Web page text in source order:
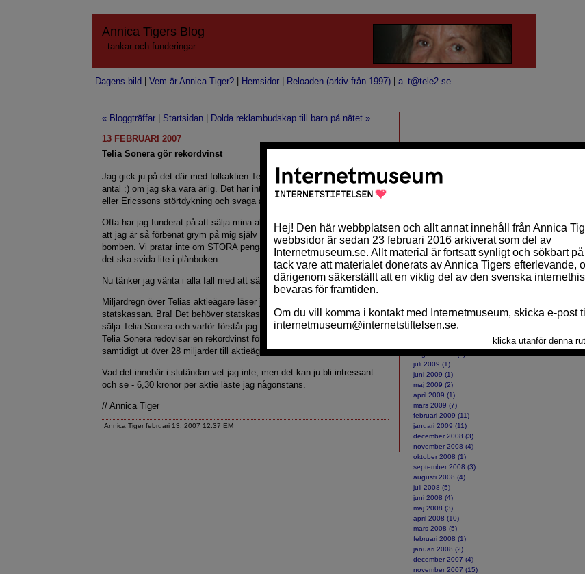
Annica Tigers Blog
- tankar och funderingar
Dagens bild |Vem är Annica Tiger? Hemsidor Reloaden (arkiv från 1997) |a_t@tele2.se
« Bloggträffar Startsidan
Dolda reklambudskap till barn på nätet »
13 FEBRUARI 2007
Telia Sonera gör rekordvinst
Jag gick ju på det där med folkaktien Telia och köpte några, eller ett
antal :) om jag ska vara ärlig. Det har inte varit kul att se varken Telias
eller Ericssons störtdykning och svaga återhämtning.
Ofta har jag funderat på att sälja mina aktier, med stor förlust bara för
att jag är så förbenat grym på mig själv att jag felinvesterat så in i
bomben. Vi pratar inte om STORA pengar, men tillräckligt mycket för att
det ska svida lite i plånboken.
Nu tänker jag vänta i alla fall med att sälja Telias aktier .
Miljardregn över Telias aktieägare läser jag, varav 12,8 miljarder går till
statskassan. Bra! Det behöver statskassan. Men nu vill ju Alliansen
sälja Telia Sonera och varför förstår jag faktiskt inte. Telekoncernen
Telia Sonera redovisar en rekordvinst för förra året. Bolaget delar
samtidigt ut över 28 miljarder till aktieägarna.
Vad det innebär i slutändan vet jag inte, men det kan ju bli intressant
och se - 6,30 kronor per aktie läste jag någonstans.
// Annica Tiger
Annica Tiger februari 13, 2007 12:37 EM
september 2010 (10)
augusti 2010 (2)
juli 2010 (1)
maj 2010 (1)
april 2010 (5)
mars 2010 (11)
december 2009 (8)
november 2009 (5)
juli 2009 (1)
juni 2009 (1)
maj 2009 (2)
april 2009 (1)
mars 2009 (7)
februari 2009 (11)
januari 2009 (11)
december 2008 (3)
november 2008 (4)
oktober 2008 (1)
september 2008 (3)
augusti 2008 (4)
juli 2008 (5)
juni 2008 (4)
maj 2008 (3)
april 2008 (10)
mars 2008 (5)
februari 2008 (1)
januari 2008 (2)
december 2007 (4)
november 2007 (15)